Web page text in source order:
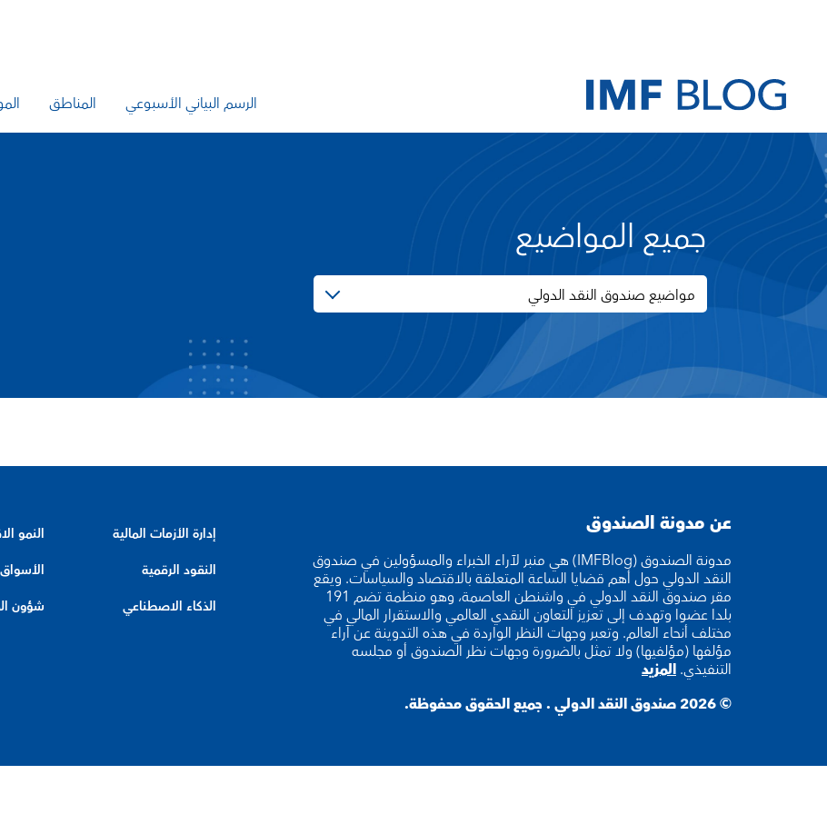
الرسم البياني الأسبوعي المناطق
جميع المواضيع
مواضيع صندوق النقد الدولي
عن مدونة الصندوق
مدونة الصندوق (IMFBlog) هي منبر لآراء الخبراء والمسؤولين في صندوق
النقد الدولي حول أهم قضايا الساعة المتعلقة بالاقتصاد والسياسات. ويقع
مقر صندوق النقد الدولي في واشنطن العاصمة، وهو منظمة تضم 191
بلدا عضوا وتهدف إلى تعزيز التعاون النقدي العالمي والاستقرار المالي في
مختلف أنحاء العالم. وتعبر وجهات النظر الواردة في هذه التدوينة عن آراء
مؤلفها (مؤلفيها) ولا تمثل بالضرورة وجهات نظر الصندوق أو مجلسه
التنفيذي.المزيد
إدارة الأزمات المالية
النقود الرقمية
الذكاء الاصطناعي
النمو
الأسواق
شؤون
© 2026 صندوق النقد الدولي . جميع الحقوق محفوظة.